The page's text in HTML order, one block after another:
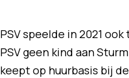
PSV speelde in 2021
PSV geen kind aan
keept op huurbasis bij